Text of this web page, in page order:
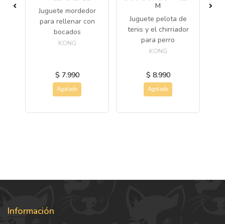
Juguete mordedor
para rellenar con
bocados
KONG
$ 7.990
Agotado
M
Juguete pelota de
tenis y el chirriador
para perro
KONG
$ 8.990
Agotado
Información